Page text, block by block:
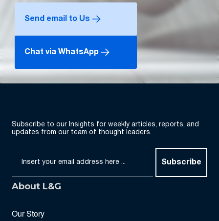
Send email to Us
Chat via WhatsApp
Subscribe to our Insights for weekly articles, reports, and
updates from our team of thought leaders.
Subscribe
About L&G
Our Story